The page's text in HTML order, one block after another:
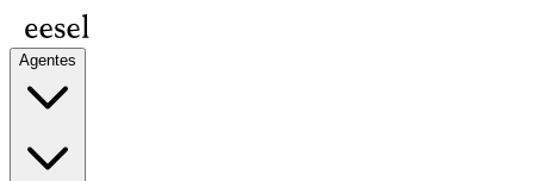
Agentes